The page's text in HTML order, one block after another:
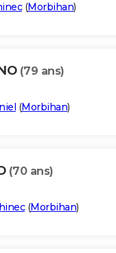
(Morbihan)
(79 ans)
(Morbihan)
(70 ans)
(Morbihan)